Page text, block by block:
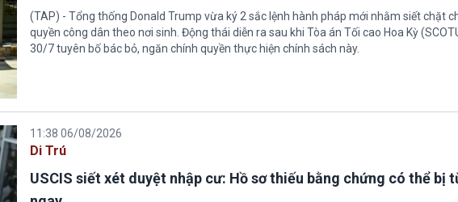
(TAP) - Tổng thống Donald Trump vừa ký 2 sắc lệnh hành pháp mới nhằm siết chặt
quyền công dân theo nơi sinh. Động thái diễn ra sau khi Tòa án Tối cao Hoa Kỳ
30/7 tuyên bố bác bỏ, ngăn chính quyền thực hiện chính sách này.
11:38 06/08/2026
Di Trú
USCIS siết xét duyệt nhập cư: Hồ sơ thiếu bằng chứng có thể bị